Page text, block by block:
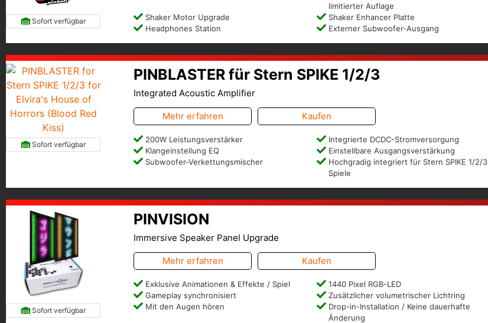
Sofort verfügbar
limitierter Auflage
Shaker Motor Upgrade
Shaker Enhancer Platte
Headphones Station
Externer Subwoofer-Ausgang
Sofort verfügbar
PINBLASTER für Stern SPIKE 1/2/3
Integrated Acoustic Amplifier
Mehr erfahren Kaufen
200W Leistungsverstärker
Integrierte DCDC-Stromversorgung
Klangeinstellung EQ
Einstellbare Ausgangsverstärkung
Subwoofer-Verkettungsmischer
Hochgradig integriert für Stern SPIKE 1/2/3
Spiele
Sofort verfügbar
PINVISION
Immersive Speaker Panel Upgrade
Mehr erfahren Kaufen
Exklusive Animationen & Effekte / Spiel
1440 Pixel RGB-LED
Gameplay synchronisiert
Zusätzlicher volumetrischer Lichtring
Mit den Augen hören
Drop-in-Installation / Keine dauerhafte
Änderung